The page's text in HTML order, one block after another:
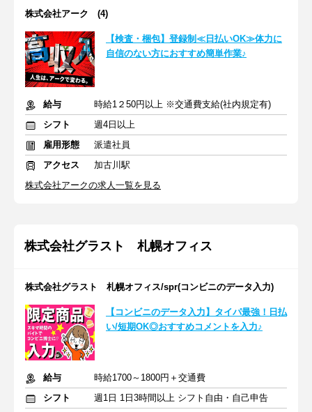
株式会社アーク (4)
【検査・梱包】登録制≪日払いOK≫体力に
自信のない方におすすめ簡単作業♪
給与
時給1２50円以上 ※交通費支給(社内規定有)
シフト
週4日以上
雇用形態
派遣社員
アクセス
加古川駅
株式会社アークの求人一覧を見る
株式会社グラスト 札幌オフィス
株式会社グラスト 札幌オフィス/spr(コンビニのデータ入力)
【コンビニのデータ入力】タイパ最強！日払
い/短期OK◎おすすめコメントを入力♪
給与
時給1700～1800円＋交通費
シフト
週1日 1日3時間以上 シフト自由・自己申告